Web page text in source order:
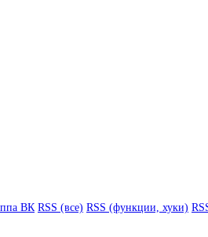
ВК RSS (все) RSS (функции, хуки)